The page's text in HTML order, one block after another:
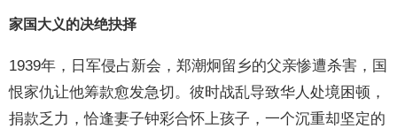
家国大义的决绝抉择
1939年，日军侵占新会，郑潮炯留乡的父亲惨遭杀害，国
恨家仇让他筹款愈发急切。彼时战乱导致华人处境困顿，
捐款乏力，恰逢妻子钟彩合怀上孩子，一个沉重却坚定的